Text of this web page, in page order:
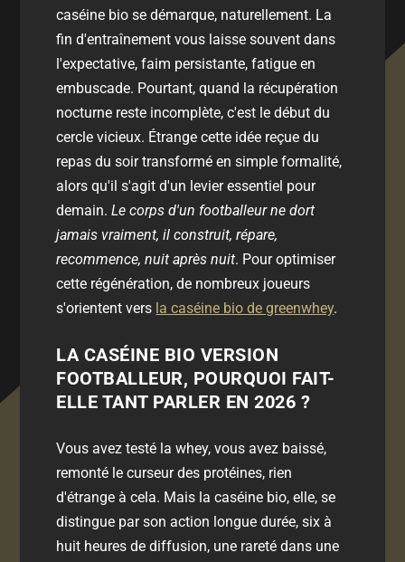
caséine bio se démarque, naturellement. La
fin d'entraînement vous laisse souvent dans
l'expectative, faim persistante, fatigue en
embuscade. Pourtant, quand la récupération
nocturne reste incomplète, c'est le début du
cercle vicieux. Étrange cette idée reçue du
repas du soir transformé en simple formalité,
alors qu'il s'agit d'un levier essentiel pour
demain.Le corps d'un footballeur ne dort
jamais vraiment, il construit, répare,
recommence, nuit après nuit. Pour optimiser
cette régénération, de nombreux joueurs
s'orientent vers la caséine bio de greenwhey.
LA CASÉINE BIO VERSION
FOOTBALLEUR, POURQUOI FAIT-
ELLE TANT PARLER EN 2026 ?
Vous avez testé la whey, vous avez baissé,
remonté le curseur des protéines, rien
d'étrange à cela. Mais la caséine bio, elle, se
distingue par son action longue durée, six à
huit heures de diffusion, une rareté dans une